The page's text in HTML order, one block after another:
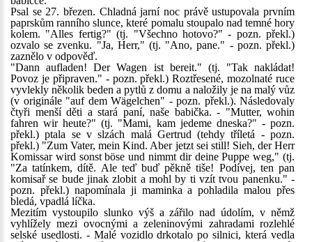
Psal se 27. březen. Chladná jarní noc právě ustupovala prvním
paprskům ranního slunce, které pomalu stoupalo nad temné hory
kolem. "Alles fertig?" (tj. "Všechno hotovo?" - pozn. překl.)
ozvalo se zvenku. "Ja, Herr," (tj. "Ano, pane." - pozn. překl.)
zaznělo v odpověď.
"Dann aufladen! Der Wagen ist bereit." (tj. "Tak nakládat!
Povoz je připraven." - pozn. překl.) Roztřesené, mozolnaté ruce
vyvlekly několik beden a pytlů z domu a naložily je na malý vůz
(v originále "auf dem Wägelchen" - pozn. překl.). Následovaly
čtyři menší děti a stará paní, naše babička. - "Mutter, wohin
fahren wir heute?" (tj. "Mami, kam jedeme dneska?" - pozn.
překl.) ptala se v slzách malá Gertrud (tehdy tříletá - pozn.
překl.) "Zum Vater, mein Kind. Aber jetzt sei still! Sieh, der Herr
Komissar wird sonst böse und nimmt dir deine Puppe weg," (tj.
"Za tatínkem, dítě. Ale teď buď pěkně tiše! Podívej, ten pan
komisař se bude jinak zlobit a mohl by ti vzít tvou panenku." -
pozn. překl.) napomínala ji maminka a pohladila malou přes
bledá, vpadlá líčka.
Mezitím vystoupilo slunko výš a zářilo nad údolím, v němž
vyhlížely mezi ovocnými a zeleninovými zahradami rozlehlé
selské usedlosti. - Malé vozidlo drkotalo po silnici, která vedla